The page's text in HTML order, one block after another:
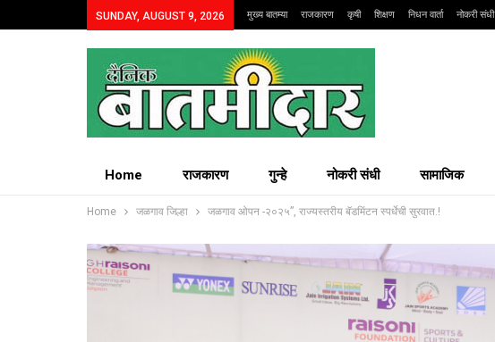
SUNDAY, AUGUST 9, 2026 मुख्य बातम्या राजकारण कृषी शिक्षण निधन वार्ता नोकरी संधी
Home राजकारण गुन्हे नोकरी संधी सामाजिक
Home जळगाव जिल्हा जळगाव ओपन -२०२५”, राज्यस्तरीय बॅडमिंटन स्पर्धेची सुरवात.!